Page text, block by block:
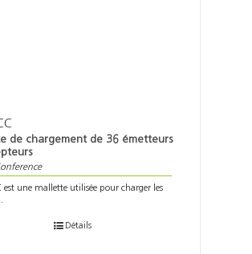
de chargement de 36 émetteurs
est une mallette utilisée pour charger les
Détails